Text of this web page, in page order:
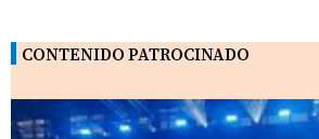
CONTENIDO PATROCINADO